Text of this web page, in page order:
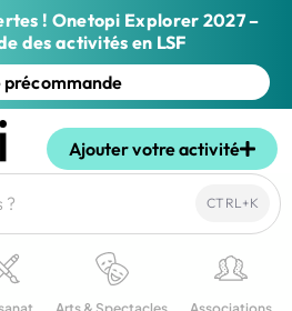
! Onetopi Explorer 2027 –
des activités en LSF
précommande
Ajouter votre activité
? CTRL+K